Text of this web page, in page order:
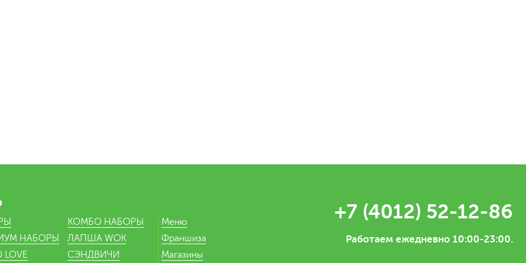
НАБОРЫ
КОМБО НАБОРЫ
ЛАПША WOK
СЭНДВИЧИ
Меню
Франшиза
Магазины
+7 (4012) 52-12-86
Работаем ежедневно 10:00-23:00.